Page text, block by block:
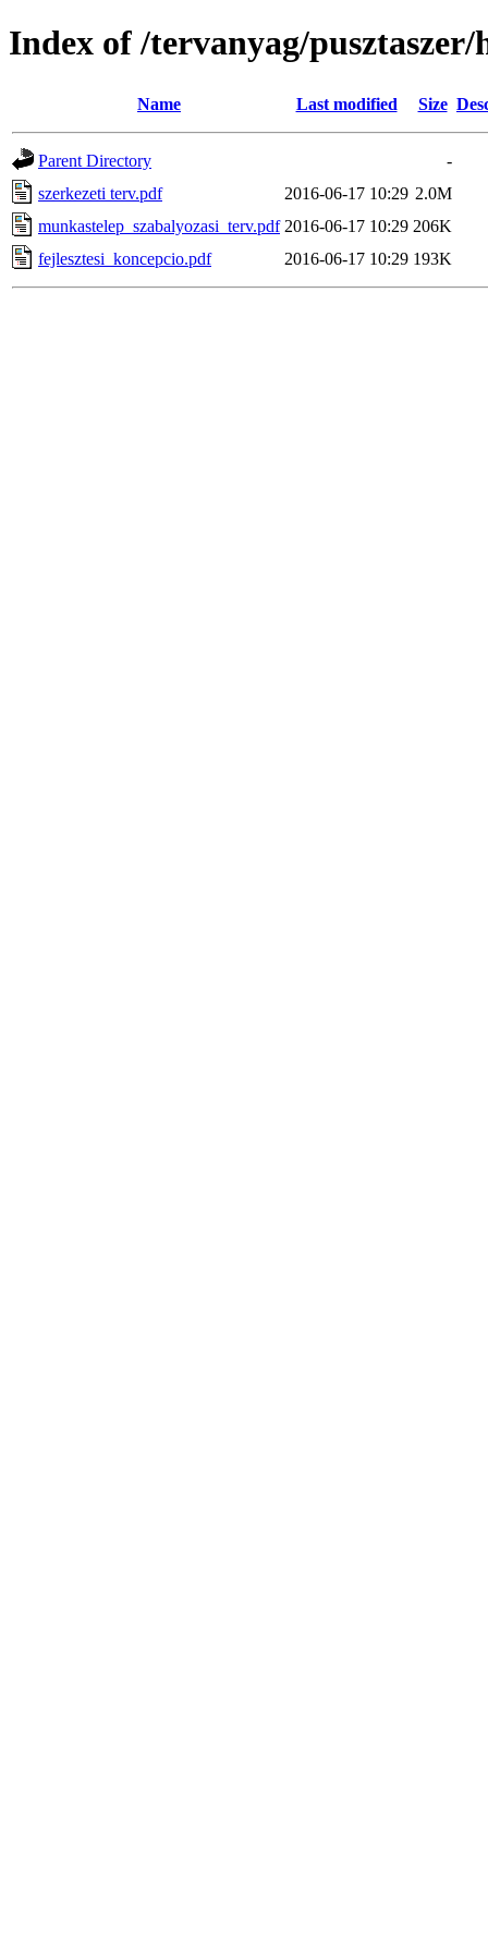
Index of /tervanyag/pusztaszer/
Name Last modified Size
Parent Directory
-
szerkezeti terv.pdf
2016-06-17 10:29 2.0M
munkastelep_szabalyozasi_terv.pdf 2016-06-17 10:29 206K
fejlesztesi_koncepcio.pdf
2016-06-17 10:29 193K